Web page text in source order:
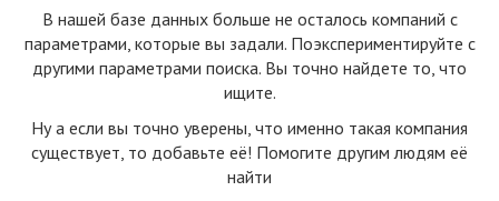
В нашей базе данных больше не осталоcь компаний с
параметрами, которые вы задали. Поэкспериментируйте с
другими параметрами поиска. Вы точно найдете то, что
ищите.
Ну а если вы точно уверены, что именно такая компания
существует, то добавьте её! Помогите другим людям её
найти